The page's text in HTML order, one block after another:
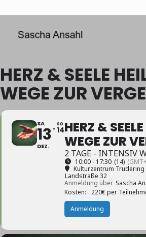
HERZ & SEELE
WEGE ZUR
SA
13
DEZ.
SO
14HERZ &
WEGE ZUR
2 TAGE - INTENSIV
10:00 - 17:30 (14)
Kulturzentrum
Landstraße 32
Anmeldung über Sascha
Kosten:
220€ per
Anmeldung